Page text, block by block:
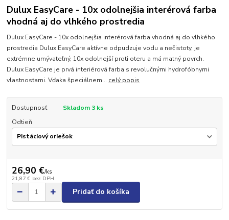
Dulux EasyCare - 10x odolnejšia interérová farba
vhodná aj do vlhkého prostredia
Dulux EasyCare - 10x odolnejšia interérová farba vhodná aj do vlhkého
prostredia Dulux EasyCare aktívne odpudzuje vodu a nečistoty, je
extrémne umývateľný, 10x odolnejší proti oteru a má matný povrch.
Dulux EasyCare je prvá interiérová farba s revolučnými hydrofóbnymi
vlastnosťami. Vďaka špeciálnem... celý popis
Dostupnosť
Skladom 3 ks
Odtieň
26,90 €/ks
21,87 € bez DPH
Pridať do košíka